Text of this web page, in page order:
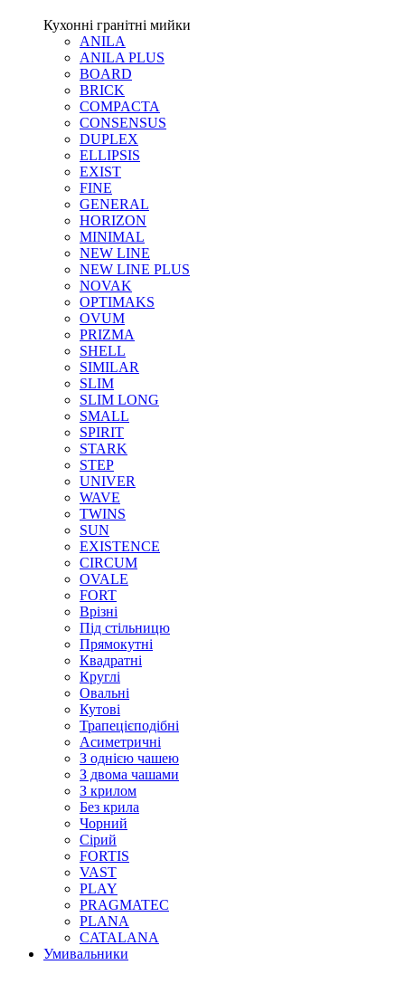
Кухонні гранітні мийки
ANILA
ANILA PLUS
BOARD
BRICK
COMPACTA
CONSENSUS
DUPLEX
ELLIPSIS
EXIST
FINE
GENERAL
HORIZON
MINIMAL
NEW LINE
NEW LINE PLUS
NOVAK
OPTIMAKS
OVUM
PRIZMA
SHELL
SIMILAR
SLIM
SLIM LONG
SMALL
SPIRIT
STARK
STEP
UNIVER
WAVE
TWINS
SUN
EXISTENCE
CIRCUM
OVALE
FORT
Врізні
Під стільницю
Прямокутні
Квадратні
Круглі
Овальні
Кутові
Трапецієподібні
Асиметричні
З однією чашею
З двома чашами
З крилом
Без крила
Чорний
Сірий
FORTIS
VAST
PLAY
PRAGMATEC
PLANA
CATALANA
Умивальники